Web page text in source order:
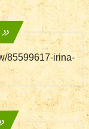
85599617-irina-